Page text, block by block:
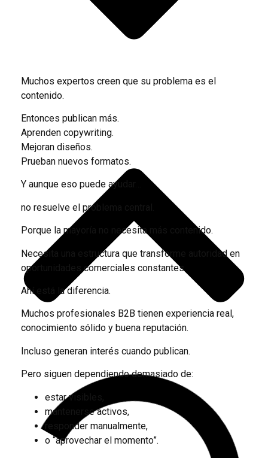
Muchos expertos creen que su problema es el
contenido.
Entonces publican más.
Aprenden copywriting.
Mejoran diseños.
Prueban nuevos formatos.
Y aunque eso puede ayudar…
no resuelve el problema central.
Porque la mayoría no necesita más contenido.
Necesita una estructura que transforme autoridad en
oportunidades comerciales constantes.
Ahí está la diferencia.
Muchos profesionales B2B tienen experiencia real,
conocimiento sólido y buena reputación.
Incluso generan interés cuando publican.
Pero siguen dependiendo demasiado de:
estar visibles,
mantenerse activos,
responder manualmente,
o “aprovechar el momento”.